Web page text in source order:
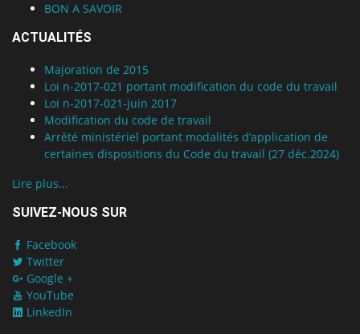
BON A SAVOIR
ACTUALITÉS
Majoration de 2015
Loi n-2017-021 portant modification du code du travail
Loi n-2017-021-juin 2017
Modification du code de travail
Arrêté ministériel portant modalités d’application de
certaines dispositions du Code du travail (27 déc.2024)
Lire plus...
SUIVEZ-NOUS SUR
Facebook
Twitter
Google +
YouTube
LinkedIn